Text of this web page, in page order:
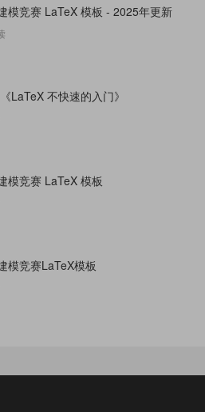
模竞赛 LaTeX 模板 - 2025年更新
LaTeX 不快速的入门》
模竞赛 LaTeX 模板
模竞赛LaTeX模板